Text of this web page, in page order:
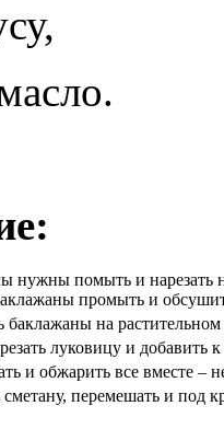
нужны помыть и нарезать
промыть и
на растительном
луковицу и добавить
и обжарить все вместе –
сметану, перемешать и под